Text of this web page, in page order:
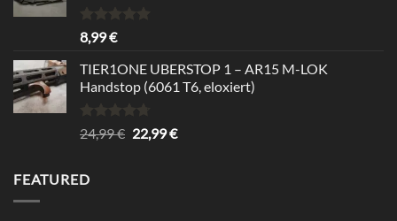
Rated
out of 5
8,99€
TIER1ONE UBERSTOP 1 – AR15 M-LOK
Handstop (6061 T6, eloxiert)
Rated4.67
out of 5
24,99€ Original
22,99€Current
FEATURED